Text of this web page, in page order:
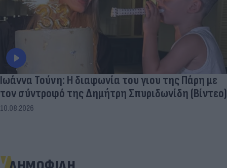
Ιωάννα Τούνη: Η διαφωνία του γιου της Πάρη με
τον σύντροφό της Δημήτρη Σπυριδωνίδη (Βίντεο)
10.08.2026